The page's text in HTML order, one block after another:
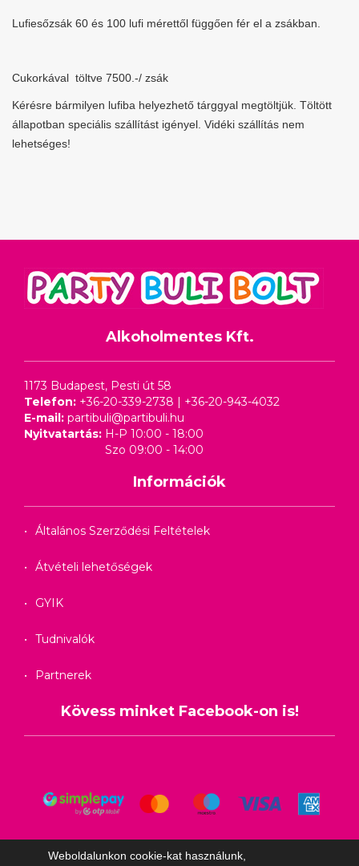
Lufiesőzsák 60 és 100 lufi mérettől függően fér el a zsákban.
Cukorkával töltve 7500.-/ zsák
Kérésre bármilyen lufiba helyezhető tárggyal megtöltjük. Töltött
állapotban speciális szállítást igényel. Vidéki szállítás nem
lehetséges!
Alkoholmentes Kft.
1173 Budapest, Pesti út 58
Telefon: +36-20-339-2738
+36-20-943-4032
E-mail: partibuli@partibuli.hu
Nyitvatartás: H-P 10:00 - 18:00
Szo 09:00 - 14:00
Információk
Általános Szerződési Feltételek
Átvételi lehetőségek
GYIK
Tudnivalók
Partnerek
Kövess minket Facebook-on is!
Weboldalunkon cookie-kat használunk,